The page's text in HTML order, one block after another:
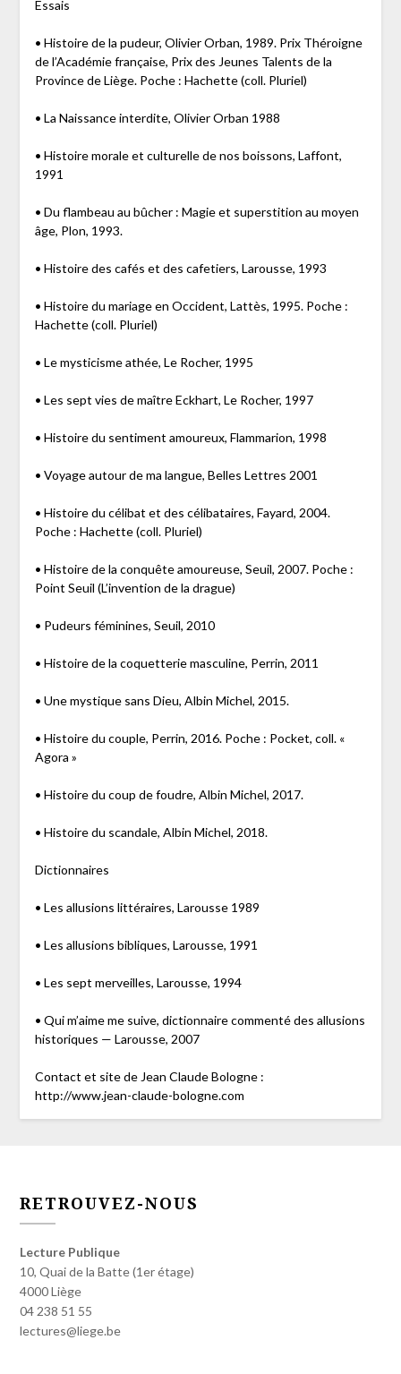
Essais
• Histoire de la pudeur, Olivier Orban, 1989. Prix Théroigne
de l’Académie française, Prix des Jeunes Talents de la
Province de Liège. Poche : Hachette (coll. Pluriel)
• La Naissance interdite, Olivier Orban 1988
• Histoire morale et culturelle de nos boissons, Laffont,
1991
• Du flambeau au bûcher : Magie et superstition au moyen
âge, Plon, 1993.
• Histoire des cafés et des cafetiers, Larousse, 1993
• Histoire du mariage en Occident, Lattès, 1995. Poche :
Hachette (coll. Pluriel)
• Le mysticisme athée, Le Rocher, 1995
• Les sept vies de maître Eckhart, Le Rocher, 1997
• Histoire du sentiment amoureux, Flammarion, 1998
• Voyage autour de ma langue, Belles Lettres 2001
• Histoire du célibat et des célibataires, Fayard, 2004.
Poche : Hachette (coll. Pluriel)
• Histoire de la conquête amoureuse, Seuil, 2007. Poche :
Point Seuil (L’invention de la drague)
• Pudeurs féminines, Seuil, 2010
• Histoire de la coquetterie masculine, Perrin, 2011
• Une mystique sans Dieu, Albin Michel, 2015.
• Histoire du couple, Perrin, 2016. Poche : Pocket, coll. «
Agora »
• Histoire du coup de foudre, Albin Michel, 2017.
• Histoire du scandale, Albin Michel, 2018.
Dictionnaires
• Les allusions littéraires, Larousse 1989
• Les allusions bibliques, Larousse, 1991
• Les sept merveilles, Larousse, 1994
• Qui m’aime me suive, dictionnaire commenté des allusions
historiques — Larousse, 2007
Contact et site de Jean Claude Bologne :
http://www.jean-claude-bologne.com
RETROUVEZ-NOUS
Lecture Publique
10, Quai de la Batte (1er étage)
4000 Liège
04 238 51 55
lectures@liege.be